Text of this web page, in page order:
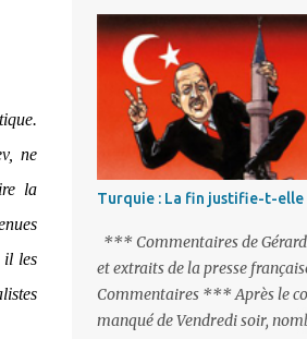
ne
la
il les
Turquie : La fin justifie-t-elle
*** Commentaires de
et extraits de la presse
Commentaires *** Après le
manqué de Vendredi soir,